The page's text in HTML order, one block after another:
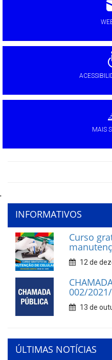
MAIS
'
INFORMATIVOS
Curso
12 de
002/
13 de
ÚLTIMAS NOTÍCIAS